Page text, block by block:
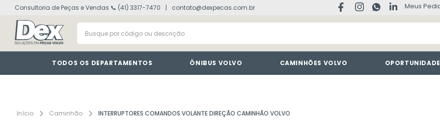
Consultoria de Peças e Vendas 📞 (41) 3317-7470 contato@dexpecas.com.br Meus
Busque por código ou descrição
TODOS OS DEPARTAMENTOS ÔNIBUS VOLVO CAMINHÕES VOLVO
Caminhão INTERRUPTORES COMANDOS VOLANTE DIREÇÃO CAMINHÃO VOLVO
1º volvo fh
3º painel
4º farol
5º defletor
7 tacografo